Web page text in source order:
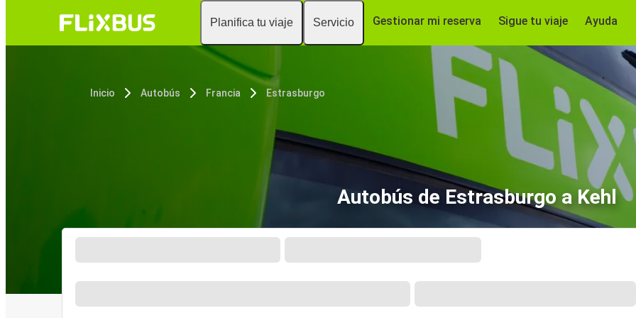
Planifica tu viaje Servicio Gestionar mi reserva Sigue tu viaje Ayuda
Inicio Autobús Francia Estrasburgo
Autobús de Estrasburgo a Kehl